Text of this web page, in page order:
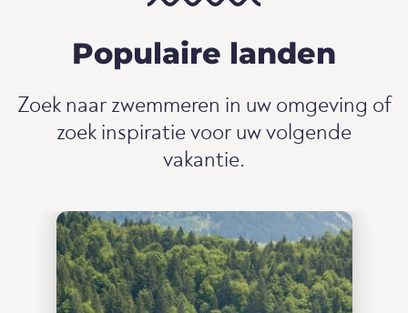
Populaire landen
Zoek naar zwemmeren in uw omgeving of
zoek inspiratie voor uw volgende
vakantie.